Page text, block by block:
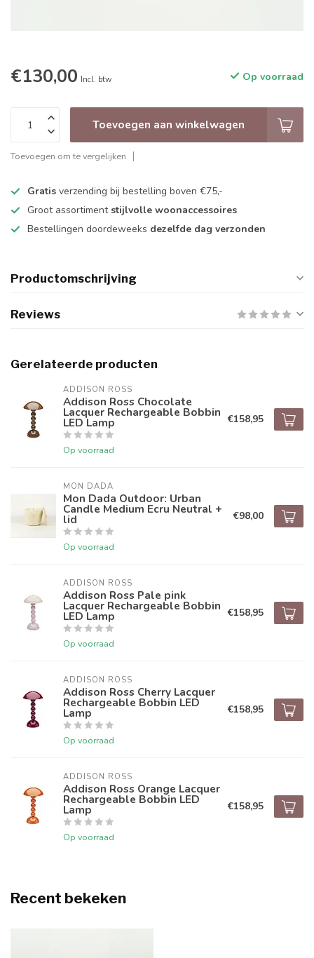
€130,00 Incl. btw Op voorraad
Toevoegen aan winkelwagen
Toevoegen om te vergelijken
Gratis verzending bij bestelling boven €75,-
Groot assortiment stijlvolle woonaccessoires
Bestellingen doordeweeks dezelfde dag verzonden
Productomschrijving
Reviews
Gerelateerde producten
ADDISON ROSS
Addison Ross Chocolate
Lacquer Rechargeable Bobbin
LED Lamp
Op voorraad
€158,95
MON DADA
Mon Dada Outdoor: Urban
Candle Medium Ecru Neutral +
lid
Op voorraad
€98,00
ADDISON ROSS
Addison Ross Pale pink
Lacquer Rechargeable Bobbin
LED Lamp
Op voorraad
€158,95
ADDISON ROSS
Addison Ross Cherry Lacquer
Rechargeable Bobbin LED
Lamp
Op voorraad
€158,95
ADDISON ROSS
Addison Ross Orange Lacquer
Rechargeable Bobbin LED
Lamp
Op voorraad
€158,95
Recent bekeken